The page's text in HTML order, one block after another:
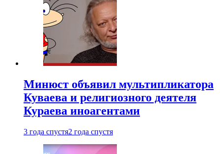
Минюст объявил мультипликатора
Куваева и религиозного деятеля
Кураева иноагентами
3 года спустя2 года спустя